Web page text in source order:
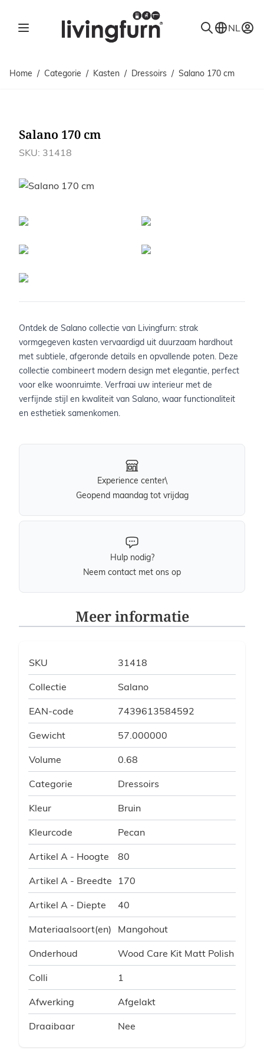
NL
Home / Categorie / Kasten / Dressoirs / Salano 170 cm
Salano 170 cm
SKU: 31418
Afbeeldingen
Ontdek de Salano collectie van Livingfurn: strak
vormgegeven kasten vervaardigd uit duurzaam hardhout
met subtiele, afgeronde details en opvallende poten. Deze
collectie combineert modern design met elegantie, perfect
voor elke woonruimte. Verfraai uw interieur met de
verfijnde stijl en kwaliteit van Salano, waar functionaliteit
en esthetiek samenkomen.
Experience center\
Geopend maandag tot vrijdag
Hulp nodig?
Neem contact met ons op
Meer informatie
SKU 31418
Collectie Salano
EAN-code 7439613584592
Gewicht 57.000000
Volume 0.68
Categorie Dressoirs
Kleur Bruin
Kleurcode Pecan
Artikel A - Hoogte 80
Artikel A - Breedte 170
Artikel A - Diepte 40
Materiaalsoort(en) Mangohout
Onderhoud Wood Care Kit Matt Polish
Colli 1
Afwerking Afgelakt
Draaibaar Nee